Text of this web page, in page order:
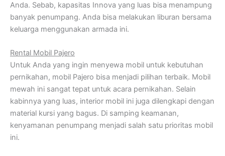
Anda. Sebab, kapasitas Innova yang luas bisa menampung
banyak penumpang. Anda bisa melakukan liburan bersama
keluarga menggunakan armada ini.
Rental Mobil Pajero
Untuk Anda yang ingin menyewa mobil untuk kebutuhan
pernikahan, mobil Pajero bisa menjadi pilihan terbaik. Mobil
mewah ini sangat tepat untuk acara pernikahan. Selain
kabinnya yang luas, interior mobil ini juga dilengkapi dengan
material kursi yang bagus. Di samping keamanan,
kenyamanan penumpang menjadi salah satu prioritas mobil
ini.